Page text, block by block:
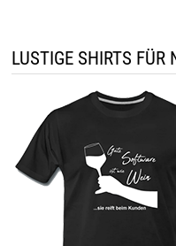
LUSTIGE SHIRTS FÜR